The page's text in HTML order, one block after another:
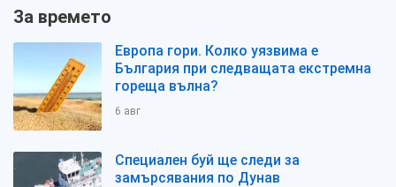
За времето
Европа гори. Колко уязвима е
България при следващата екстремна
гореща вълна?
6 авг
Специален буй ще следи за
замърсявания по Дунав